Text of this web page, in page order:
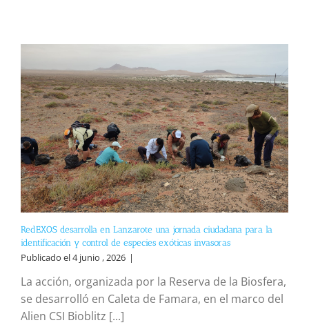
RedEXOS desarrolla en Lanzarote una jornada ciudadana para la
identificación y control de especies exóticas invasoras
Publicado el 4 junio , 2026 |
La acción, organizada por la Reserva de la Biosfera,
se desarrolló en Caleta de Famara, en el marco del
Alien CSI Bioblitz [...]